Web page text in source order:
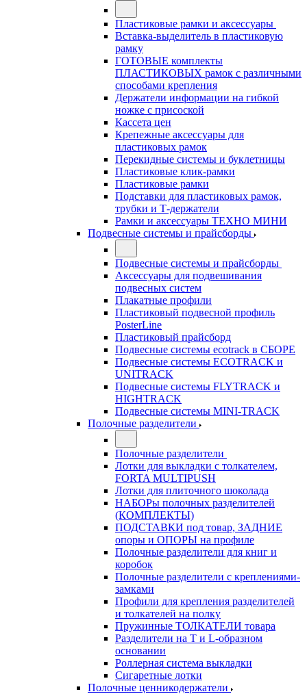
Пластиковые рамки и аксессуары
Вставка-выделитель в пластиковую
рамку
ГОТОВЫЕ комплекты
ПЛАСТИКОВЫХ рамок с различными
способами крепления
Держатели информации на гибкой
ножке с присоской
Кассета цен
Крепежные аксессуары для
пластиковых рамок
Перекидные системы и буклетницы
Пластиковые клик-рамки
Пластиковые рамки
Подставки для пластиковых рамок,
трубки и Т-держатели
Рамки и аксессуары ТЕХНО МИНИ
Подвесные системы и прайсборды
Подвесные системы и прайсборды
Аксессуары для подвешивания
подвесных систем
Плакатные профили
Пластиковый подвесной профиль
PosterLine
Пластиковый прайсборд
Подвесные системы ecotrack в СБОРЕ
Подвесные системы ECOTRACK и
UNITRACK
Подвесные системы FLYTRACK и
HIGHTRACK
Подвесные системы MINI-TRACK
Полочные разделители
Полочные разделители
Лотки для выкладки с толкателем,
FORTA MULTIPUSH
Лотки для плиточного шоколада
НАБОРы полочных разделителей
(КОМПЛЕКТЫ)
ПОДСТАВКИ под товар, ЗАДНИЕ
опоры и ОПОРЫ на профиле
Полочные разделители для книг и
коробок
Полочные разделители с креплениями-
замками
Профили для крепления разделителей
и толкателей на полку
Пружинные ТОЛКАТЕЛИ товара
Разделители на Т и L-образном
основании
Роллерная система выкладки
Сигаретные лотки
Полочные ценникодержатели